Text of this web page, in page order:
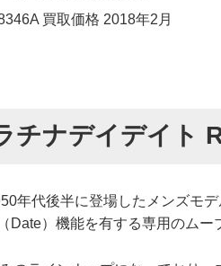
買取価格 2018年2月
チナデイデイト
年代後半に登場したメンズモ
Date）機能を有する専用のムー